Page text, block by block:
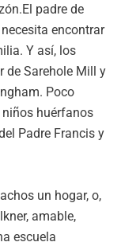
padre de
encontrar
Y así, los
de Sarehole Mill y
Poco
huérfanos
Padre Francis y
un hogar, o,
amable,
escuela